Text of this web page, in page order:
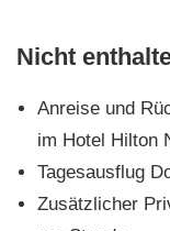
Nicht
Anreise und
im Hotel Hilton
Tagesausflug
Zusätzlicher